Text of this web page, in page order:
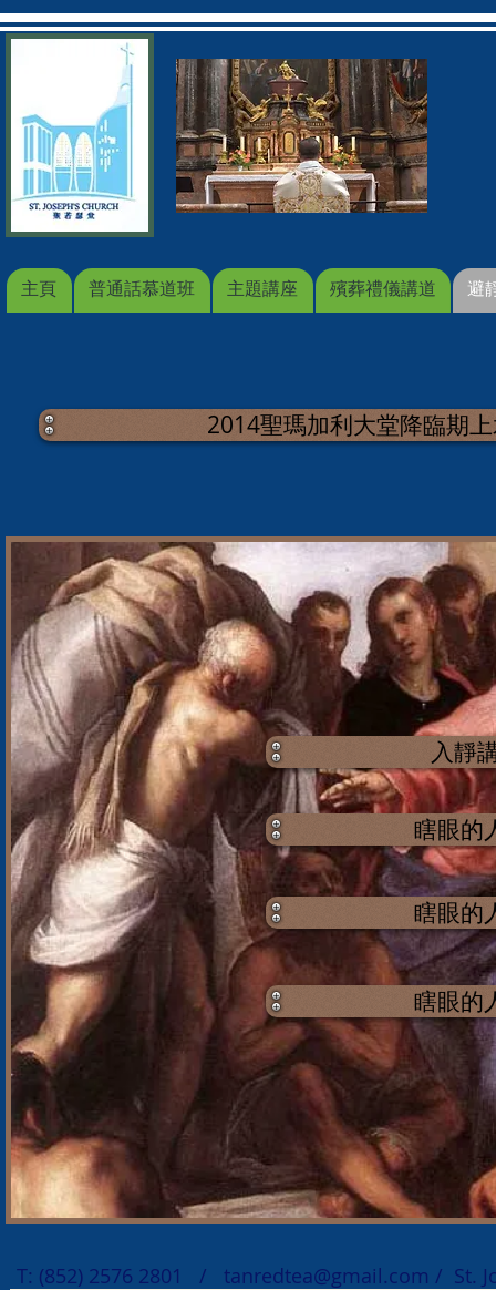
主頁 普通話慕道班 主題講座 殯葬禮儀講道 避
2014聖瑪加利大堂降臨期
瞎眼的
瞎眼的
入靜
瞎眼的
T: (852) 2576 2801 / tanredtea@gmail.com / St.